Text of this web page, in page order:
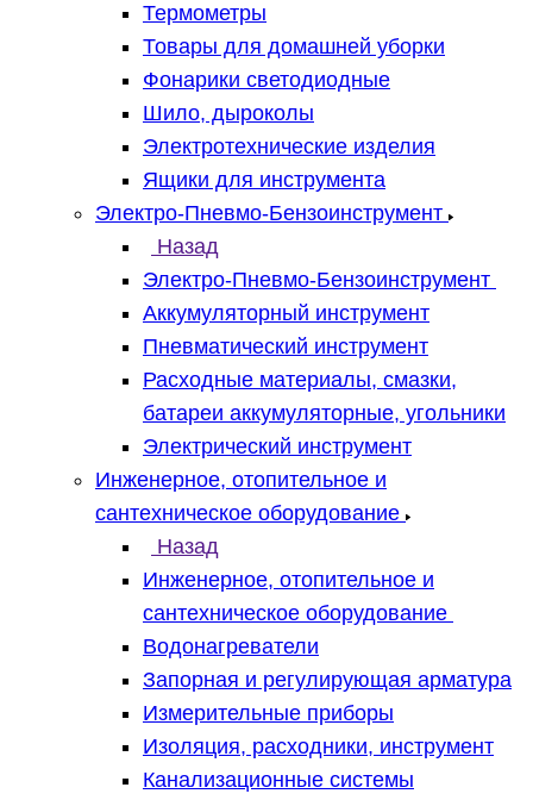
Термометры
Товары для домашней уборки
Фонарики светодиодные
Шило, дыроколы
Электротехнические изделия
Ящики для инструмента
Электро-Пневмо-Бензоинструмент
Назад
Электро-Пневмо-Бензоинструмент
Аккумуляторный инструмент
Пневматический инструмент
Расходные материалы, смазки,
батареи аккумуляторные, угольники
Электрический инструмент
Инженерное, отопительное и
сантехническое оборудование
Назад
Инженерное, отопительное и
сантехническое оборудование
Водонагреватели
Запорная и регулирующая арматура
Измерительные приборы
Изоляция, расходники, инструмент
Канализационные системы